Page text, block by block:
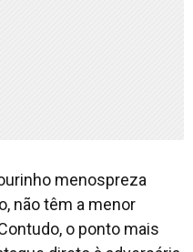
menospreza
não têm a menor
o ponto mais